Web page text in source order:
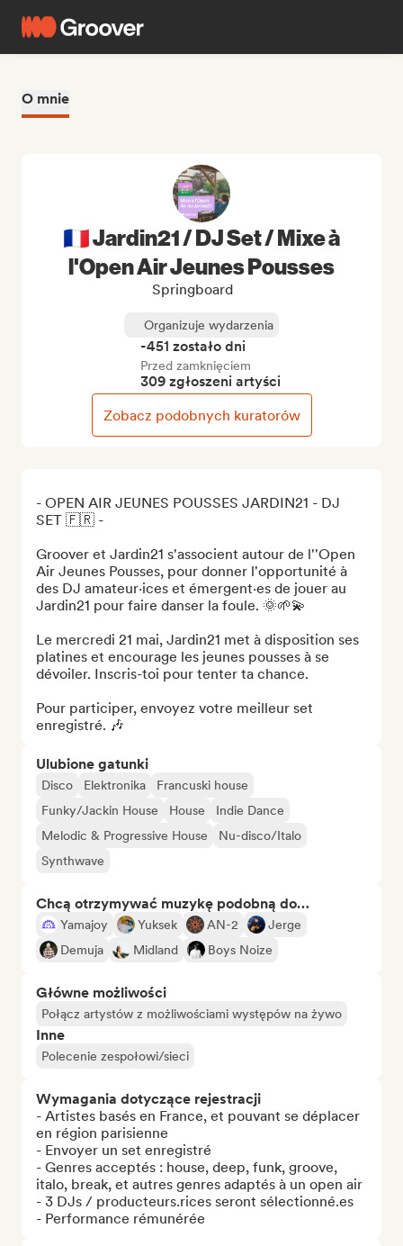
O mnie
- OPEN AIR JEUNES POUSSES JARDIN21 - DJ
SET 🇫🇷 -
Groover et Jardin21 s'associent autour de l''Open
Air Jeunes Pousses, pour donner l'opportunité à
des DJ amateur·ices et émergent·es de jouer au
Jardin21 pour faire danser la foule. 🌞🌱💫
Le mercredi 21 mai, Jardin21 met à disposition ses
platines et encourage les jeunes pousses à se
dévoiler. Inscris-toi pour tenter ta chance.
Pour participer, envoyez votre meilleur set
enregistré. 🎶
Ulubione gatunki
Disco Elektronika
Francuski house
Funky/Jackin House
House
Indie Dance
Melodic & Progressive House
Nu-disco/Italo
Synthwave
Chcą otrzymywać muzykę podobną do…
Yamajoy Yuksek AN-2
Jerge
Demuja
Midland Boys Noize
Główne możliwości
Połącz artystów z możliwościami występów na żywo
Inne
Polecenie zespołowi/sieci
Wymagania dotyczące rejestracji
- Artistes basés en France, et pouvant se déplacer
en région parisienne
- Envoyer un set enregistré
- Genres acceptés : house, deep, funk, groove,
italo, break, et autres genres adaptés à un open air
- 3 DJs / producteurs.rices seront sélectionné.es
- Performance rémunérée
🇫🇷 Jardin21 / DJ Set / Mixe à
l'Open Air Jeunes Pousses
Springboard
Organizuje wydarzenia
-451 zostało dni
Przed zamknięciem
309 zgłoszeni artyści
Zobacz podobnych kuratorów